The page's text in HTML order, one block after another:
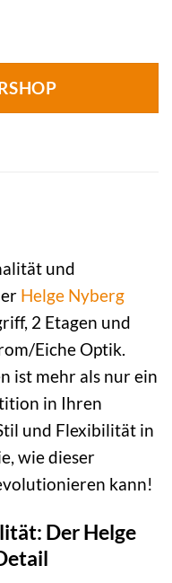
und
Helge Nyberg
2 Etagen und
Eiche Optik.
ist mehr als nur ein
in Ihren
und Flexibilität in
wie dieser
kann!
Der Helge